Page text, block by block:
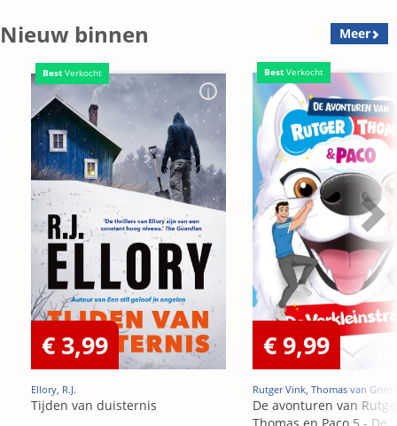
Nieuw binnen Meer
Best Verkocht
€ 3,99
Ellory, R.J.
Tijden van duisternis
Best Verkocht
€ 9,99
Rutger Vink, Thomas van
De avonturen van